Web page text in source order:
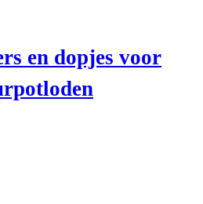
en dopjes voor